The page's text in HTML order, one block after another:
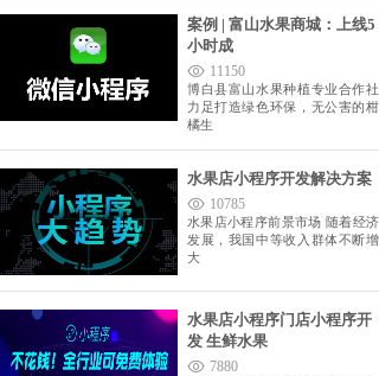
案例 | 富山水果商城：上线5
小时成
11150
博白县富山水果种植专业合作社
力足打造绿色环保，无公害的柑
橘生
水果店小程序开发解决方案
10785
水果店小程序前景市场 随着经济
发展，我国中等收入群体不断增
大
水果店小程序门店小程序开
发 生鲜水果
7880